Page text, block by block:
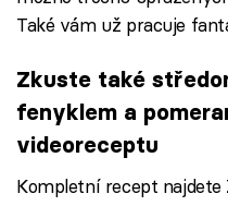
Také vám už pracuje
Zkuste také
fenyklem a
videoreceptu
Kompletní recept najdete